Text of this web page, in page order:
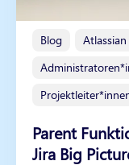
Blog Atlassian
Parent
Jira Big